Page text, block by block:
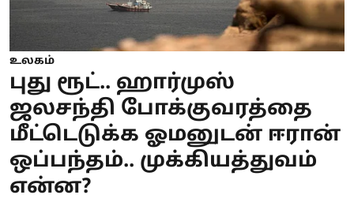
உலகம்
புது ரூட்.. ஹார்முஸ்
ஜலசந்தி போக்குவரத்தை
மீட்டெடுக்க ஓமனுடன் ஈரான்
ஒப்பந்தம்.. முக்கியத்துவம்
என்ன?